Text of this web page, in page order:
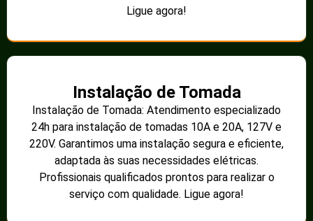
Ligue agora!
Instalação de Tomada
Instalação de Tomada: Atendimento especializado
24h para instalação de tomadas 10A e 20A, 127V e
220V. Garantimos uma instalação segura e eficiente,
adaptada às suas necessidades elétricas.
Profissionais qualificados prontos para realizar o
serviço com qualidade. Ligue agora!